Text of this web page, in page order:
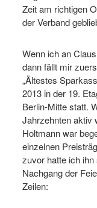
Zeit am richtigen
der Verband
Wenn ich an
dann fällt mir
„Ältestes
2013 in der 19.
Berlin-Mitte statt.
Jahrzehnten aktiv
Holtmann war
einzelnen
zuvor hatte ich
Nachgang der
Zeilen: